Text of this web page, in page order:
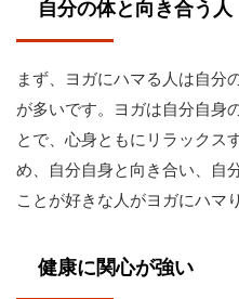
自分の体と向き合う人
まず、ヨガにハマる人は自分
が多いです。ヨガは自分自身
とで、心身ともにリラックス
め、自分自身と向き合い、自
ことが好きな人がヨガにハマ
健康に関心が強い